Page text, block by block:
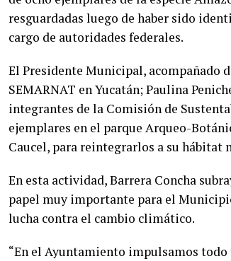
resguardadas luego de haber sido
cargo de autoridades federales.
El Presidente Municipal, acompañado
SEMARNAT en Yucatán; Paulina
integrantes de la Comisión de
ejemplares en el parque Arqueo-
Caucel, para reintegrarlos a su hábitat
En esta actividad, Barrera Concha
papel muy importante para el
lucha contra el cambio climático.
“En el Ayuntamiento impulsamos